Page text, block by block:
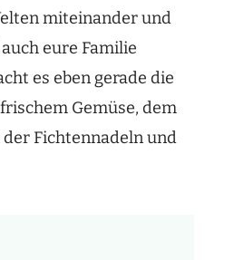
miteinander und
eure Familie
es eben gerade die
Gemüse, dem
Fichtennadeln und